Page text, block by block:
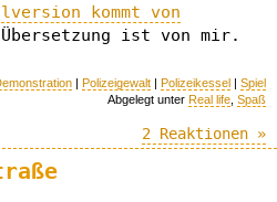
kommt von
ist von mir.
| Polizeigewalt | Polizeikessel | Spiel
Abgelegt unter Real life Spaß
2 Reaktionen »